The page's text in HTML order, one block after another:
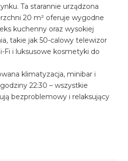
Ta starannie urządzona
20 m² oferuje wygodne
kuchenny oraz wysokiej
takie jak 50-calowy telewizor
Fi i luksusowe kosmetyki do
klimatyzacja, minibar i
22:30 – wszystkie
bezproblemowy i relaksujący